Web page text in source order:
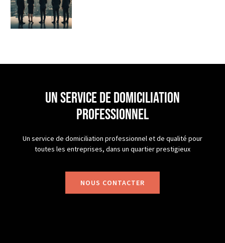
un service de domiciliation
professionnel
Un service de domiciliation professionnel et de qualité pour
toutes les entreprises, dans un quartier prestigieux
NOUS CONTACTER